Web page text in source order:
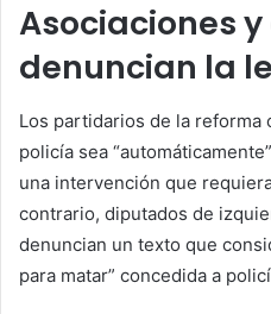
Asociaciones
denuncian la
Los partidarios de la reforma
policía sea
una intervención que
contrario, diputados de
denuncian un texto que
para matar” concedida a